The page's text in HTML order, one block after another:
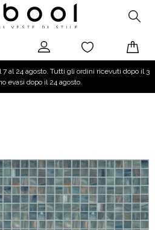
al 24 agosto. Tutti gli ordini ricevuti dopo il 3
evasi dopo il 24 agosto.